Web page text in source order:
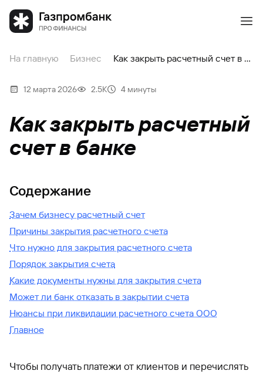
На главную Бизнес Как закрыть расчетный счет в банке
12 марта 2026 2.5К 4 минуты
Как закрыть расчетный
счет в банке
Содержание
Зачем бизнесу расчетный счет
Причины закрытия расчетного счета
Что нужно для закрытия расчетного счета
Порядок закрытия счета
Какие документы нужны для закрытия счета
Может ли банк отказать в закрытии счета
Нюансы при ликвидации расчетного счета ООО
Главное
Чтобы получать платежи от клиентов и перечислять